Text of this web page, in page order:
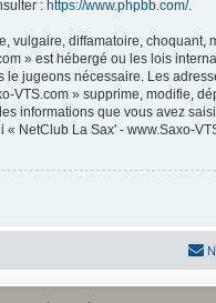
: https://www.phpbb.com/.
vulgaire, diffamatoire,
» est hébergé ou les lois
le jugeons nécessaire. Les
VTS.com » supprime, modifie,
informations que vous avez
NetClub La Sax' - www.Saxo-